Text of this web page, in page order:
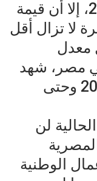
ورغم ارتفاعها في عام 2022، إلا أن قيمة
لا تزال أقل
معدل
مصر، شهد
تراجعًا في الفترة ما بين 2019 وحتى
لن
الوطنية